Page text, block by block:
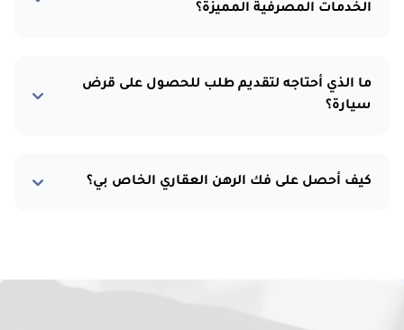
الخدمات المصرفية المميزة؟
ما الذي أحتاجه لتقديم طلب للحصول على قرض
سيارة؟
كيف أحصل على فك الرهن العقاري الخاص بي؟